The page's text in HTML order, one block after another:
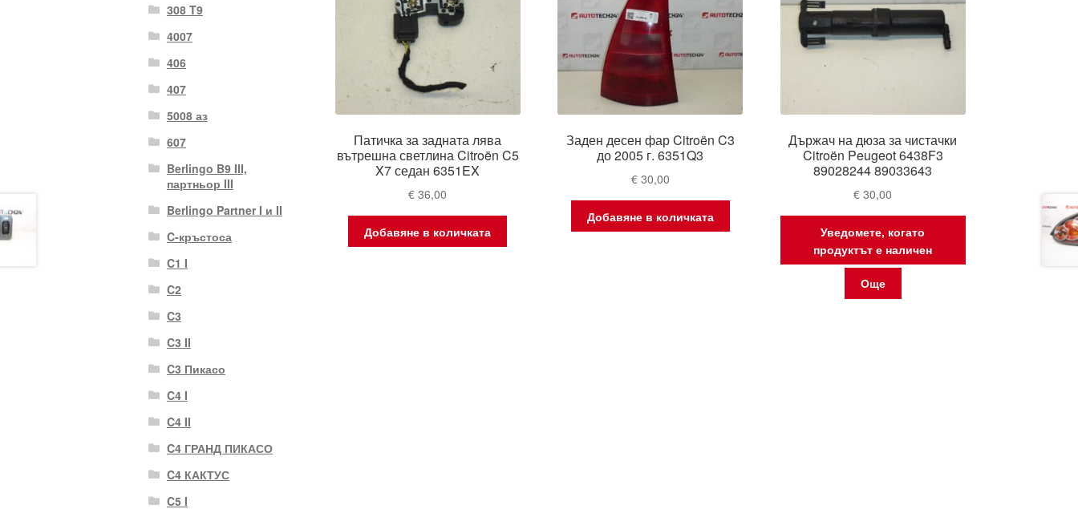
Патичка за задната лява
вътрешна светлина Citroën C5
X7 седан 6351EX
€ 36,00
Добавяне в количката
Заден десен фар Citroën C3
до 2005 г. 6351Q3
€30,00
Добавяне в количката
Държач на дюза за чистачки
Citroën Peugeot 6438F3
89028244 89033643
€ 30,00
Уведомете, когато
продуктът е наличен
Още
308 T9
4007
406
407
5008 аз
607
Berlingo B9 III,
партньор III
Berlingo Partner I и II
C-кръстоса
C1 I
C2
C3
C3 II
C3 Пикасо
C4 I
C4 II
C4 ГРАНД ПИКАСО
C4 КАКТУС
C5 I